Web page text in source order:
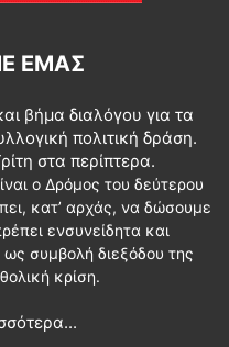
ΕΜΆΣ
βήμα διαλόγου για τα
πολιτική δράση.
στα περίπτερα.
ο Δρόμος του δεύτερου
κατ’ αρχάς, να δώσουμε
ενσυνείδητα και
ως συμβολή διεξόδου της
κρίση.